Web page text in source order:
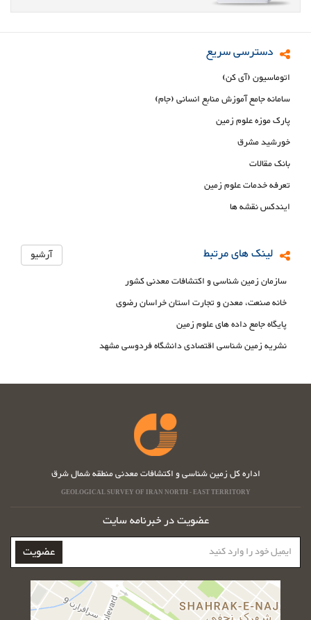
دسترسی سریع
اتوماسیون (آی کن)
سامانه جامع آموزش منابع انسانی (جام)
پارک موزه علوم زمین
خورشید مشرق
بانک مقالات
تعرفه خدمات علوم زمین
ایندکس نقشه ها
لینک های مرتبط آرشیو
سازمان زمین شناسی و اکتشافات معدنی کشور
خانه صنعت، معدن و تجارت استان خراسان رضوی
پایگاه جامع داده های علوم زمین
نشریه زمین شناسی اقتصادی دانشگاه فردوسی مشهد
اداره کل زمین شناسی و اکتشافات معدنی منطقه شمال شرق
GEOLOGICAL SURVEY OF IRAN NORTH - EAST TERRITORY
عضویت در خبرنامه سایت
ایمیل
خود
را
عضویت